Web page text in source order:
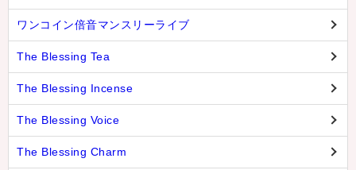
ワンコイン倍音マンスリーライブ
The Blessing Tea
The Blessing Incense
The Blessing Voice
The Blessing Charm